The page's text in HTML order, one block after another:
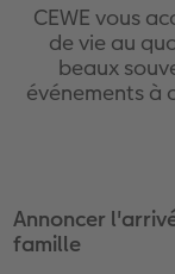
CEWE vous
de vie au
beaux
événements à
Annoncer
famille